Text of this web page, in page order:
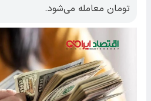
تومان معامله می‌شود.